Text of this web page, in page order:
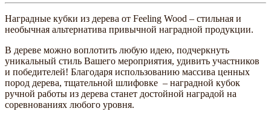
Наградные кубки из дерева от Feeling Wood – стильная и
необычная альтернатива привычной наградной продукции.
В дереве можно воплотить любую идею, подчеркнуть
уникальный стиль Вашего мероприятия, удивить участников
и победителей! Благодаря использованию массива ценных
пород дерева, тщательной шлифовке – наградной кубок
ручной работы из дерева станет достойной наградой на
соревнованиях любого уровня.